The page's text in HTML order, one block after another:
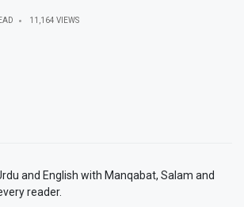
11,164 VIEWS
and English with Manqabat, Salam and
reader.